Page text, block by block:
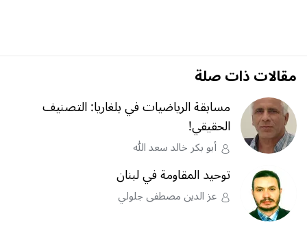
مقالات ذات صلة
مسابقة الرياضيات في بلغاريا: التصنيف
الحقيقي!
أبو بكر خالد سعد الله
توحيد المقاومة في لبنان
عز الدين مصطفى جلولي